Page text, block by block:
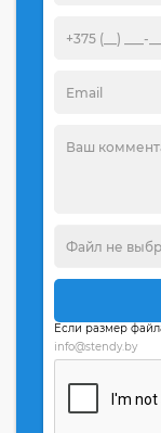
Если размер
info@stendy.by